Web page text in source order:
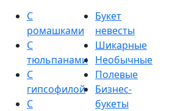
С
ромашками
С
тюльпанами
С
гипсофилой
С
Букет
невесты
Шикарные
Необычные
Полевые
Бизнес-
букеты